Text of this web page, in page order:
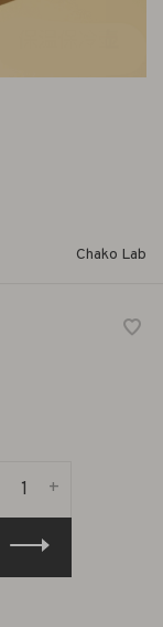
Chako Lab
+